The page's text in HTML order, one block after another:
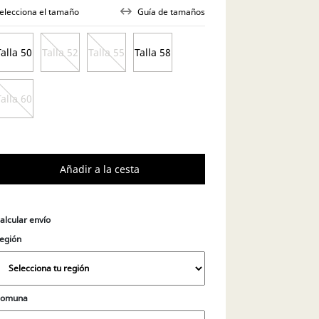
el tamaño Guía de tamaños
50 Talla 52 Talla 55 Talla 58
60
envío